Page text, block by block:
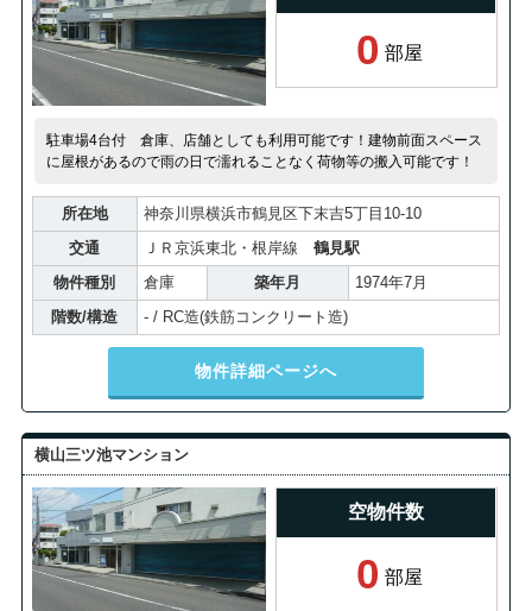
0 部屋
駐車場4台付 倉庫、店舗としても利用可能です！建物前面スペース
に屋根があるので雨の日で濡れることなく荷物等の搬入可能です！
所在地
神奈川県横浜市鶴見区下末吉5丁目10-10
交通
ＪＲ京浜東北・根岸線 鶴見駅
物件種別
倉庫 築年月
1974年7月
階数/構造
- / RC造(鉄筋コンクリート造)
物件詳細ページへ
横山三ツ池マンション
空物件数
0 部屋